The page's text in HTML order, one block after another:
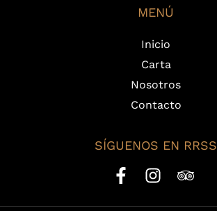
MENÚ
Inicio
Carta
Nosotros
Contacto
SÍGUENOS EN RRSS